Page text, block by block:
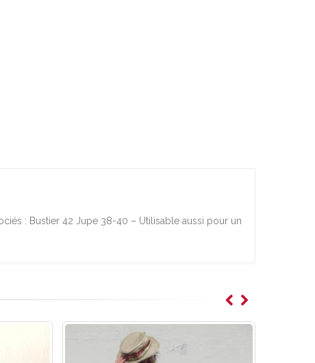
: Bustier 42 Jupe 38-40 – Utilisable aussi pour un